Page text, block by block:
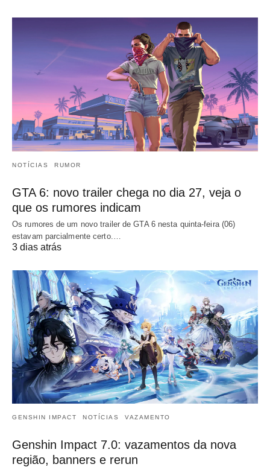
NOTÍCIAS RUMOR
GTA 6: novo trailer chega no dia 27, veja o
que os rumores indicam
Os rumores de um novo trailer de GTA 6 nesta quinta-feira (06)
estavam parcialmente certo.…
3 dias atrás
GENSHIN IMPACT NOTÍCIAS VAZAMENTO
Genshin Impact 7.0: vazamentos da nova
região, banners e rerun